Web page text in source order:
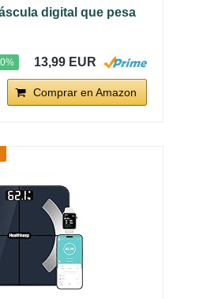
digital que pesa
13,99 EUR
Comprar en Amazon